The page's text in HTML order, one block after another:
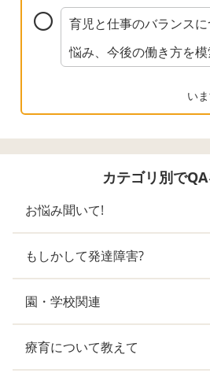
育児と仕事のバランス
悩み、今後の働き方を
い
カテゴリ別で
お悩み聞いて!
もしかして発達障害?
園・学校関連
療育について教えて